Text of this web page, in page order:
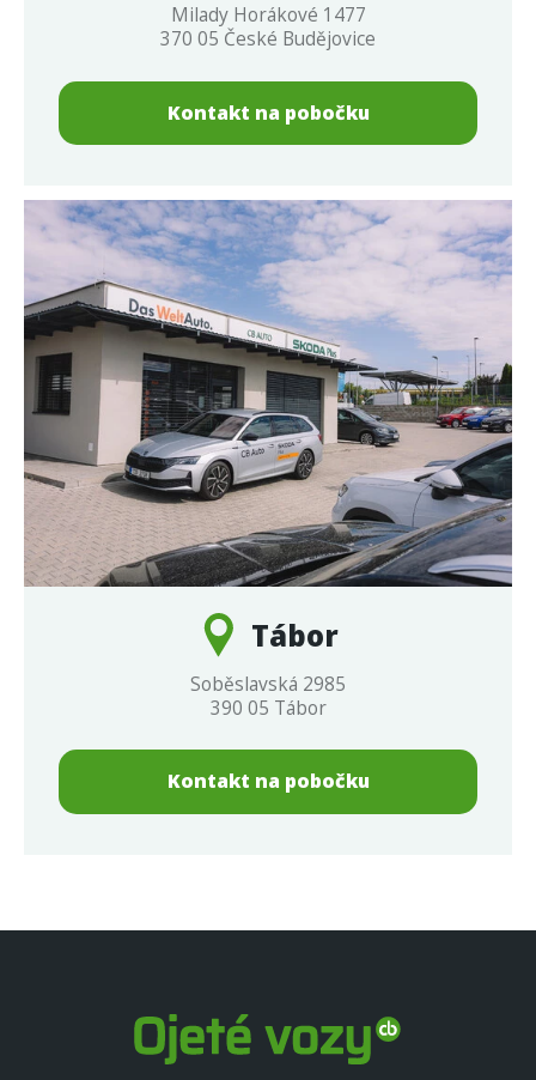
Milady Horákové 1477
370 05 České Budějovice
Kontakt na pobočku
Tábor
Soběslavská 2985
390 05 Tábor
Kontakt na pobočku